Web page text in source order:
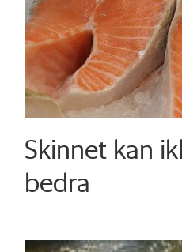
Skinnet kan
bedra